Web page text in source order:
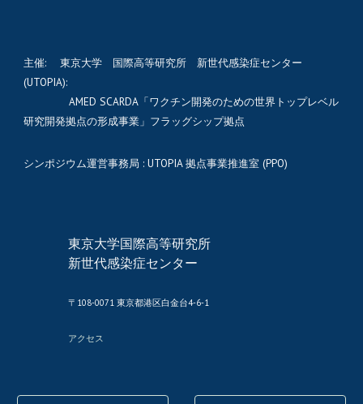
主催: 東京大学 国際高等研究所 新世代感染症センター
(UTOPIA):
AMED SCARDA「ワクチン開発のための世界トップレベル
研究開発拠点の形成事業」フラッグシップ拠点
シンポジウム運営事務局 : UTOPIA 拠点事業推進室 (PPO)
東京大学国際高等研究所
新世代感染症センター
〒 108-0071 東京都港区白金台4-6-1
アクセス